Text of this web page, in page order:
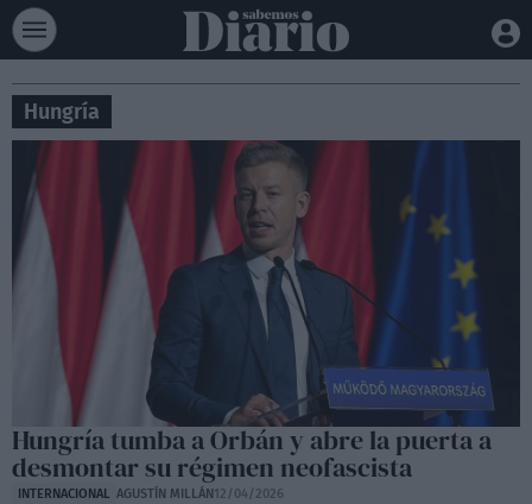
Hungría
Hungría tumba a Orbán y abre la puerta a
desmontar su régimen neofascista
INTERNACIONAL AGUSTÍN MILLÁN12/04/2026